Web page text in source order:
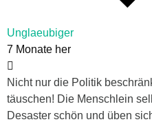
Unglaeubiger
7 Monate her
Nicht nur die Politik
täuschen! Die Menschlein
Desaster schön und üben